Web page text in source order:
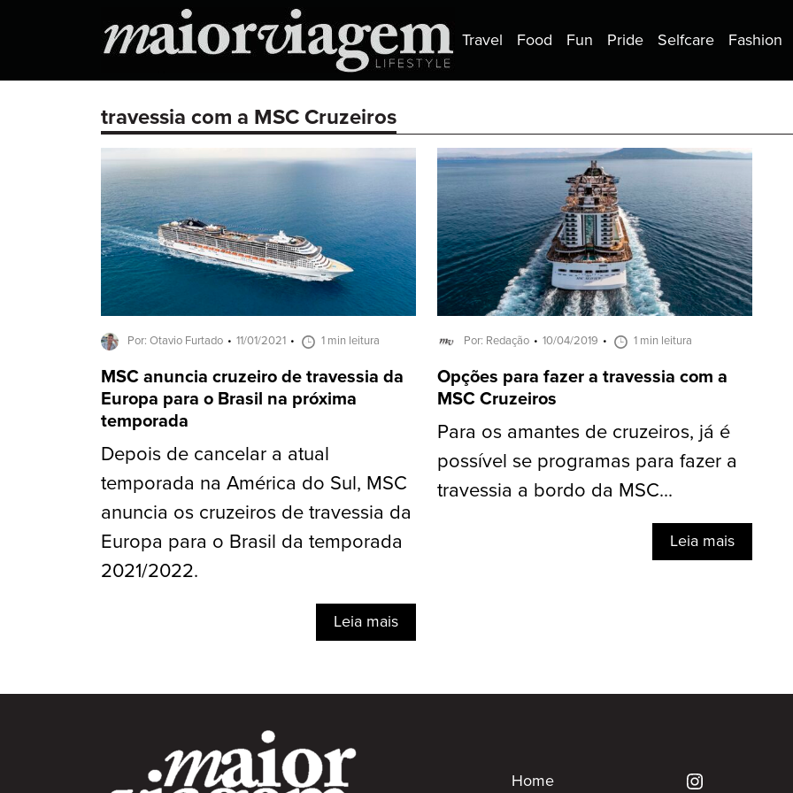
Travel Food Fun Pride Selfcare Fashion
travessia com a MSC Cruzeiros
Por: Otavio Furtado 11/01/2021 1 min leitura
MSC anuncia cruzeiro de travessia da
Europa para o Brasil na próxima
temporada
Depois de cancelar a atual
temporada na América do Sul, MSC
anuncia os cruzeiros de travessia da
Europa para o Brasil da temporada
2021/2022.
Leia mais
Por: Redação 10/04/2019 1 min leitura
Opções para fazer a travessia com a
MSC Cruzeiros
Para os amantes de cruzeiros, já é
possível se programas para fazer a
travessia a bordo da MSC...
Leia mais
Home